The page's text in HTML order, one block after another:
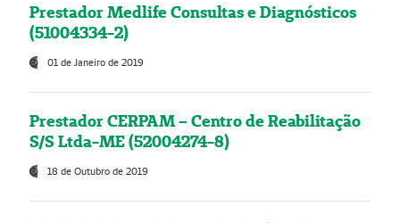
Prestador Medlife Consultas e Diagnósticos
(51004334-2)
01 de Janeiro de 2019
Prestador CERPAM – Centro de Reabilitação
S/S Ltda-ME (52004274-8)
18 de Outubro de 2019